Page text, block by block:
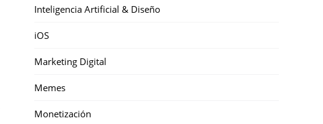
Inteligencia Artificial & Diseño
iOS
Marketing Digital
Memes
Monetización